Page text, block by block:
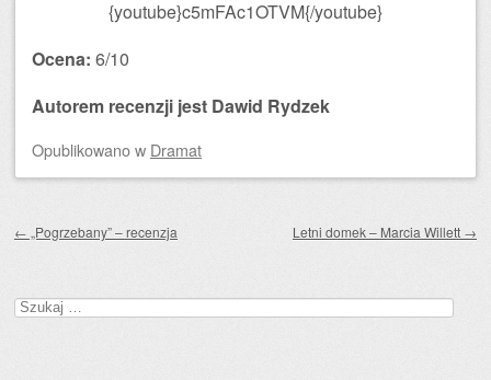
{youtube}c5mFAc1OTVM{/youtube}
Ocena: 6/10
Autorem recenzji jest Dawid Rydzek
Opublikowanow Dramat
← „Pogrzebany” – recenzja Letni domek – Marcia Willett →
Szukaj: